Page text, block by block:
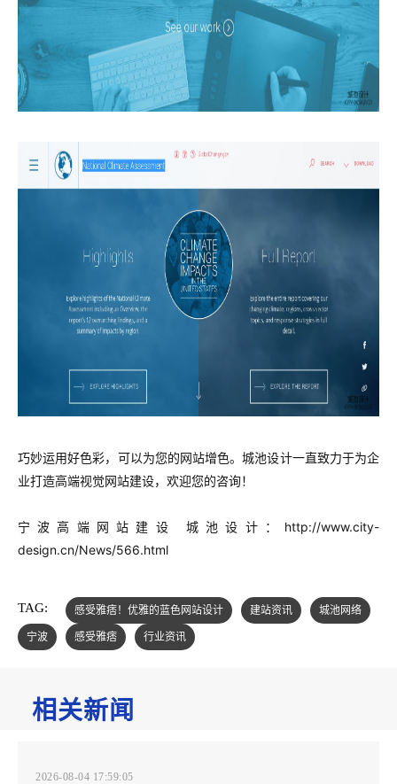
巧妙运用好色彩，可以为您的网站增色。城池设计一直致力于为企
业打造高端视觉网站建设，欢迎您的咨询！
宁波高端网站建设 城池设计： http://www.city-
design.cn/News/566.html
TAG: 感受雅痞！优雅的蓝色网站设计 建站资讯
城池网络
宁波
感受雅痞 行业资讯
相关新闻
2026-08-04 17:59:05